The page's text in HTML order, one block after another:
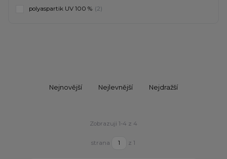
polyaspartik UV 100 % (2)
Nejnovější Nejlevnější Nejdražší
Zobrazuji 1-4 z 4
strana z 1